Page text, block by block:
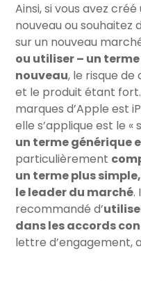
Ainsi, si vous avez
nouveau ou souhaitez
sur un nouveau
ou utiliser – un
nouveau, le risque
et le produit étant
marques d’Apple est
elle s’applique est le
un terme générique
particulièrement
un terme plus
le leader du marché.
recommandé d’
dans les accords
lettre d’engagement,